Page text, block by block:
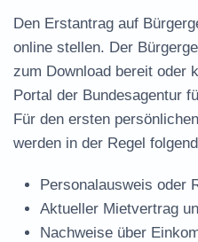
Den Erstantrag auf
online stellen. Der
zum Download bereit oder
Portal der Bundesagentur
Für den ersten
werden in der Regel
Personalausweis oder
Aktueller Mietvertrag
Nachweise über